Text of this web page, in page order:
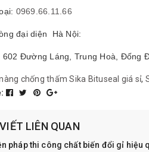
0969.66.11.66
đại diện Hà Nội:
602 Đường Láng, Trung Hoà, Đống
chống thấm Sika Bituseal giá sỉ,
LIÊN QUAN
pháp thi công chất biến đổi gỉ hiệu